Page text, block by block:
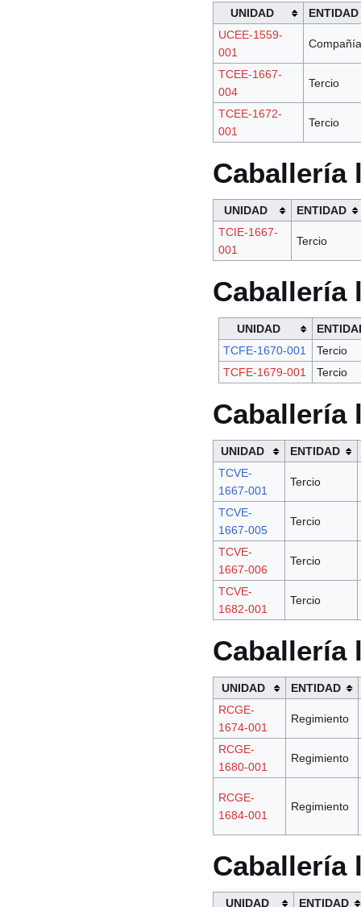
UNIDAD
ENTIDAD
UCEE-1559-
001
TCEE-1667-
004
Tercio
TCEE-1672-
001
Tercio
Caballería
UNIDAD
ENTIDAD
TCIE-1667-
001
Tercio
Caballería
UNIDAD
TCFE-1670-001
Tercio
TCFE-1679-001
Tercio
Caballería
UNIDAD
ENTIDAD
TCVE-
1667-001
Tercio
TCVE-
1667-005
Tercio
TCVE-
1667-006
Tercio
TCVE-
1682-001
Tercio
Caballería
UNIDAD
ENTIDAD
RCGE-
1674-001
Regimiento
RCGE-
1680-001
Regimiento
RCGE-
1684-001
Regimiento
Caballería
UNIDAD ENTIDAD